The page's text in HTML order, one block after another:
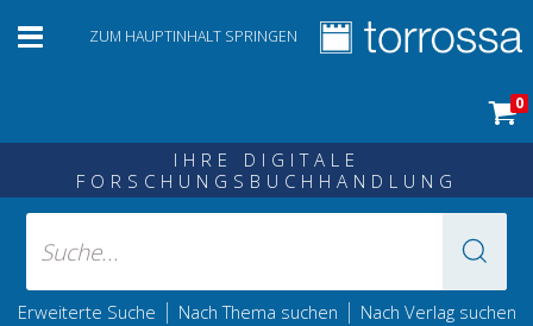
ZUM HAUPTINHALT SPRINGEN
0
IHRE DIGITALE
FORSCHUNGSBUCHHANDLUNG
Erweiterte Suche | Nach Thema suchen | Nach Verlag suchen